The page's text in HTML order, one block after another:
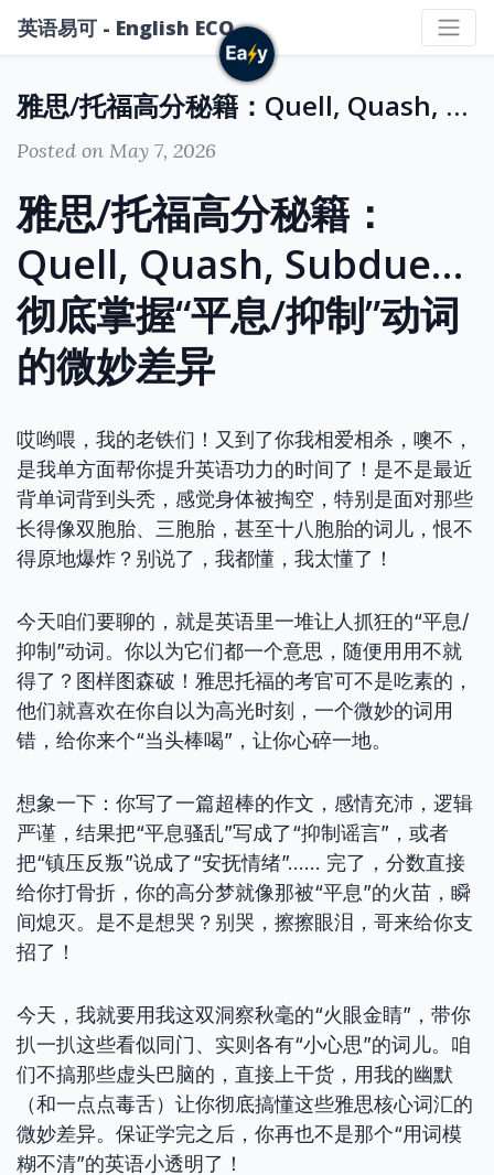
英语易可 - English ECO
雅思/托福高分秘籍：Quell, Quash, Subdue... 彻底掌握“平息/抑制”动词的微妙差异
Posted on May 7, 2026
雅思/托福高分秘籍：
Quell, Quash, Subdue…
彻底掌握“平息/抑制”动词
的微妙差异
哎哟喂，我的老铁们！又到了你我相爱相杀，噢不，
是我单方面帮你提升英语功力的时间了！是不是最近
背单词背到头秃，感觉身体被掏空，特别是面对那些
长得像双胞胎、三胞胎，甚至十八胞胎的词儿，恨不
得原地爆炸？别说了，我都懂，我太懂了！
今天咱们要聊的，就是英语里一堆让人抓狂的“平息/
抑制”动词。你以为它们都一个意思，随便用用不就
得了？图样图森破！雅思托福的考官可不是吃素的，
他们就喜欢在你自以为高光时刻，一个微妙的词用
错，给你来个“当头棒喝”，让你心碎一地。
想象一下：你写了一篇超棒的作文，感情充沛，逻辑
严谨，结果把“平息骚乱”写成了“抑制谣言”，或者
把“镇压反叛”说成了“安抚情绪”…… 完了，分数直接
给你打骨折，你的高分梦就像那被“平息”的火苗，瞬
间熄灭。是不是想哭？别哭，擦擦眼泪，哥来给你支
招了！
今天，我就要用我这双洞察秋毫的“火眼金睛”，带你
扒一扒这些看似同门、实则各有“小心思”的词儿。咱
们不搞那些虚头巴脑的，直接上干货，用我的幽默
（和一点点毒舌）让你彻底搞懂这些雅思核心词汇的
微妙差异。保证学完之后，你再也不是那个“用词模
糊不清”的英语小透明了！